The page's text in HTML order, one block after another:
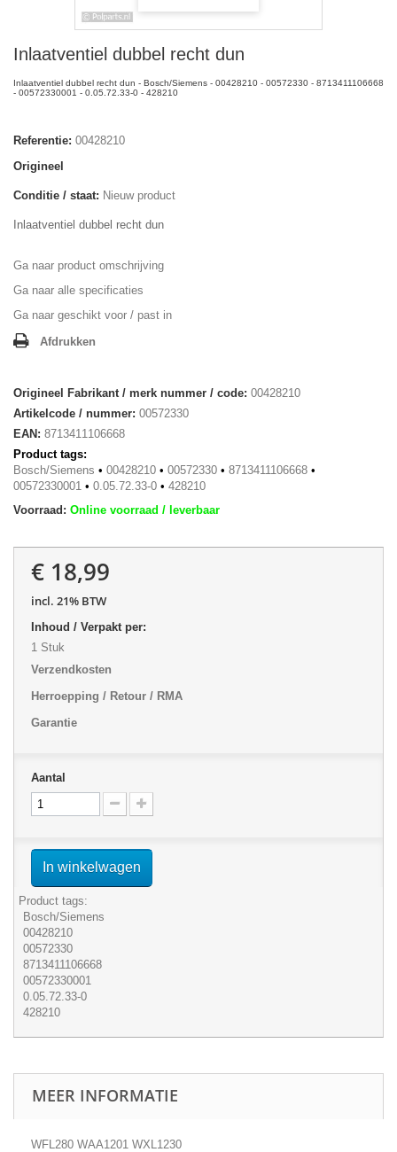
Inlaatventiel dubbel recht dun
Inlaatventiel dubbel recht dun - Bosch/Siemens - 00428210 - 00572330 - 8713411106668
- 00572330001 - 0.05.72.33-0 - 428210
Referentie: 00428210
Origineel
Conditie / staat: Nieuw product
Inlaatventiel dubbel recht dun
Ga naar product omschrijving
Ga naar alle specificaties
Ga naar geschikt voor / past in
Afdrukken
Origineel Fabrikant / merk nummer / code: 00428210
Artikelcode / nummer: 00572330
EAN: 8713411106668
Product tags:
Bosch/Siemens • 00428210 • 00572330 • 8713411106668 •
00572330001 • 0.05.72.33-0 • 428210
Voorraad: Online voorraad / leverbaar
€ 18,99
incl. 21% BTW
Inhoud / Verpakt per:
1 Stuk
Verzendkosten
Herroepping / Retour / RMA
Garantie
Aantal
In winkelwagen
Product tags:
Bosch/Siemens
00428210
00572330
8713411106668
00572330001
0.05.72.33-0
428210
MEER INFORMATIE
WFL280 WAA1201 WXL1230